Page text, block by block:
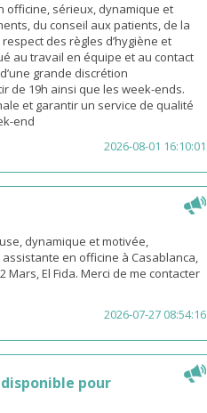
officine, sérieux, dynamique et
du conseil aux patients, de la
des règles d’hygiène et
au travail en équipe et au contact
grande discrétion
de 19h ainsi que les week-ends.
et garantir un service de qualité
end
2026-08-01 16:10:01
dynamique et motivée,
en officine à Casablanca,
El Fida. Merci de me contacter
2026-07-27 08:54:16
pour